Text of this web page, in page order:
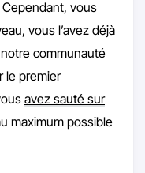
vous
vous l’avez déjà
communauté
le premier
avez sauté sur
maximum possible